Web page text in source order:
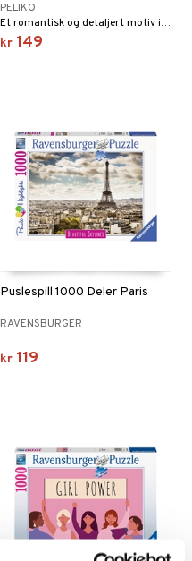
PELIKO
Et romantisk og detaljert motiv i sommerens vakre fargetoner.
kr 149
Puslespill 1000 Deler Paris
RAVENSBURGER
kr 119